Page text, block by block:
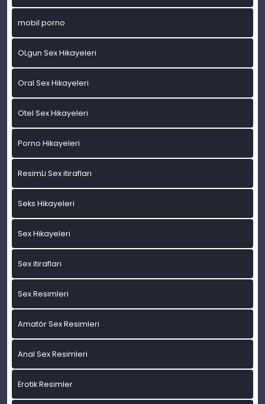
mobil porno
OLgun Sex Hikayeleri
Oral Sex Hikayeleri
Otel Sex Hikayeleri
Porno Hikayeleri
ResimLi Sex itirafları
Seks Hikayeleri
Sex Hikayeleri
Sex itirafları
Sex Resimleri
Amatör Sex Resimleri
Anal Sex Resimleri
Erotik Resimler